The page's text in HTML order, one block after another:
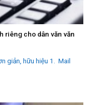
riêng cho dân văn văn
giản, hữu hiệu 1. Mail